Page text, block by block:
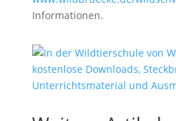
Informationen.